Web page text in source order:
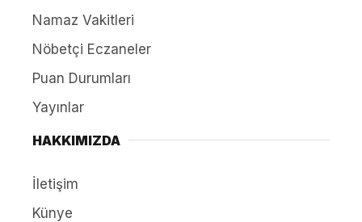
Namaz Vakitleri
Nöbetçi Eczaneler
Puan Durumları
Yayınlar
HAKKIMIZDA
İletişim
Künye